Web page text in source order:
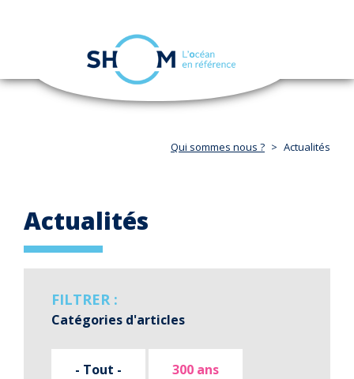
Aller
navigation
Qui sommes nous ? Actualités
Actualités
FILTRER :
Catégories d'articles
- Tout - 300 ans